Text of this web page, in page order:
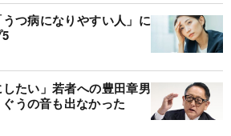
うつ病になりやすい人」に
したい」若者への豊田章男
うの音も出なかった